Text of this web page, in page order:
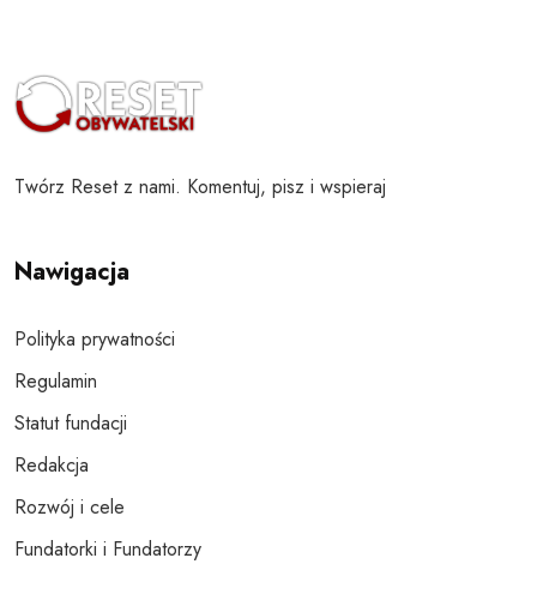
Twórz Reset z nami. Komentuj, pisz i wspieraj
Nawigacja
Polityka prywatności
Regulamin
Statut fundacji
Redakcja
Rozwój i cele
Fundatorki i Fundatorzy